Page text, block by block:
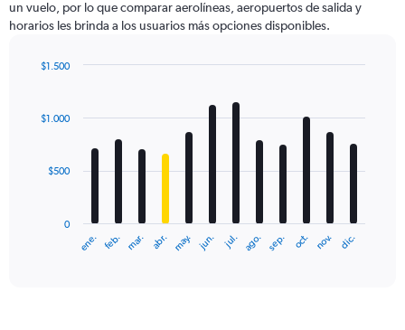
1
Y
displaying
un vuelo, por lo que comparar aerolíneas, aeropuertos de salida y
horarios les brinda a los usuarios más opciones disponibles.
with
12
The
ene. feb. mar. abr. may. jun. jul. ago. sep. oct. nov. dic.
0
$500
$1.000
$1.500